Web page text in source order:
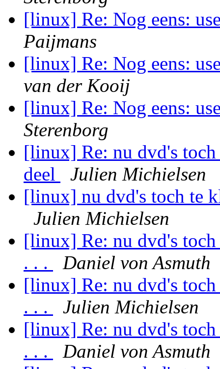
[linux] Re: Nog eens:
Paijmans
[linux] Re: Nog eens:
van der Kooij
[linux] Re: Nog eens:
Sterenborg
[linux] Re: nu dvd's
deel
Julien Michielsen
[linux] nu dvd's toch te
Julien Michielsen
[linux] Re: nu dvd's
. . .
Daniel von Asmuth
[linux] Re: nu dvd's
. . .
Julien Michielsen
[linux] Re: nu dvd's
. . .
Daniel von Asmuth